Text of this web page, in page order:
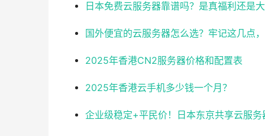
日本免费云服务器靠谱吗？是真福利还是
国外便宜的云服务器怎么选？牢记这几点
2025年香港CN2服务器价格和配置表
2025年香港云手机多少钱一个月？
企业级稳定+平民价！日本东京共享云服